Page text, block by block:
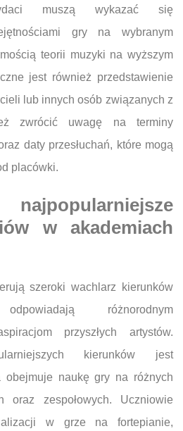
muszą wykazać się
gry na wybranym
teorii muzyki na wyższym
jest również przedstawienie
lub innych osób związanych z
zwrócić uwagę na terminy
daty przesłuchań, które mogą
placówki.
w akademiach
szeroki wachlarz kierunków
różnorodnym
przyszłych artystów.
kierunków jest
obejmuje naukę gry na różnych
oraz zespołowych. Uczniowie
w grze na fortepianie,